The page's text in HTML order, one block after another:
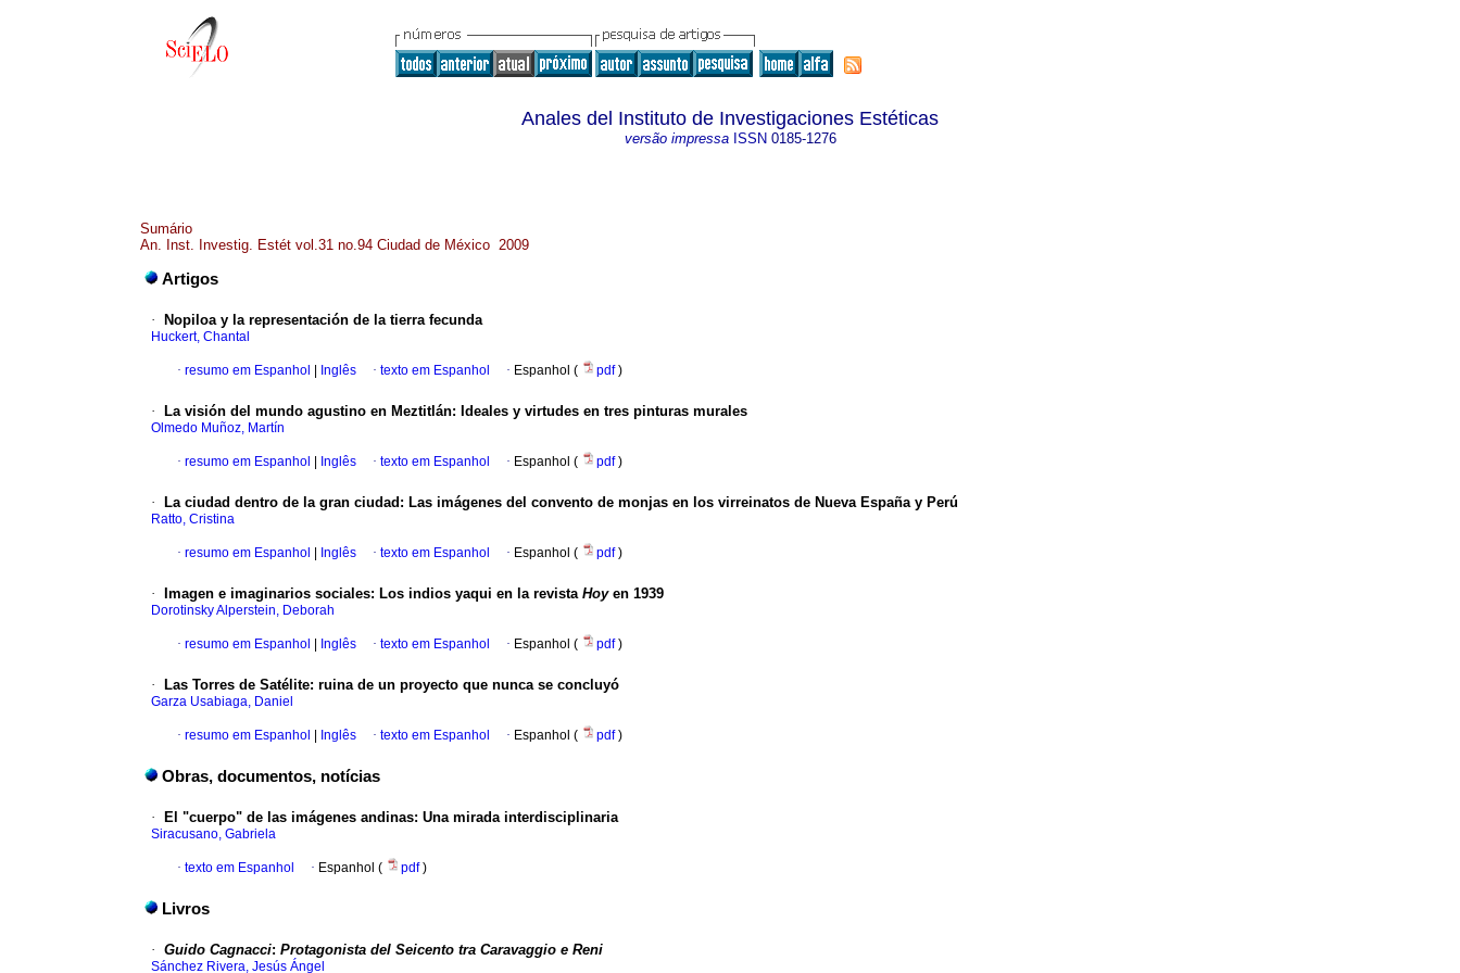
Anales del Instituto de Investigaciones Estéticas
versão impressaISSN 0185-1276
Sumário
An. Inst. Investig. Estét vol.31 no.94 Ciudad de México 2009
Artigos
· Nopiloa y la representación de la tierra fecunda
Huckert, Chantal
· resumo em Espanhol Inglês · texto em Espanhol · Espanhol ( pdf)
· La visión del mundo agustino en Meztitlán: Ideales y virtudes en tres pinturas murales
Olmedo Muñoz, Martín
· resumo em Espanhol Inglês · texto em Espanhol · Espanhol ( pdf)
· La ciudad dentro de la gran ciudad : Las imágenes del convento de monjas en los virreinatos de Nueva España y Perú
Ratto, Cristina
· resumo em Espanhol Inglês · texto em Espanhol · Espanhol ( pdf)
· Imagen e imaginarios sociales: Los indios yaqui en la revista Hoyen 1939
Dorotinsky Alperstein, Deborah
· resumo em Espanhol Inglês · texto em Espanhol · Espanhol ( pdf)
· Las Torres de Satélite: ruina de un proyecto que nunca se concluyó
Garza Usabiaga, Daniel
· resumo em Espanhol Inglês · texto em Espanhol · Espanhol ( pdf)
Obras, documentos, notícias
· El "cuerpo" de las imágenes andinas: Una mirada interdisciplinaria
Siracusano, Gabriela
· texto em Espanhol · Espanhol ( pdf)
Livros
· Guido Cagnacci: Protagonista del Seicento tra Caravaggio e Reni
Sánchez Rivera, Jesús Ángel